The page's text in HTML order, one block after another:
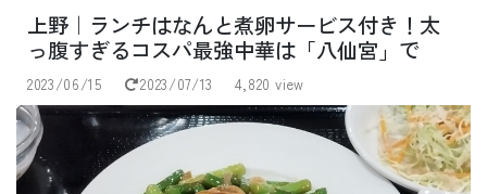
上野｜ランチはなんと煮卵サービス付き！太
っ腹すぎるコスパ最強中華は「八仙宮」で
2023/06/15 2023/07/13 4,820 view